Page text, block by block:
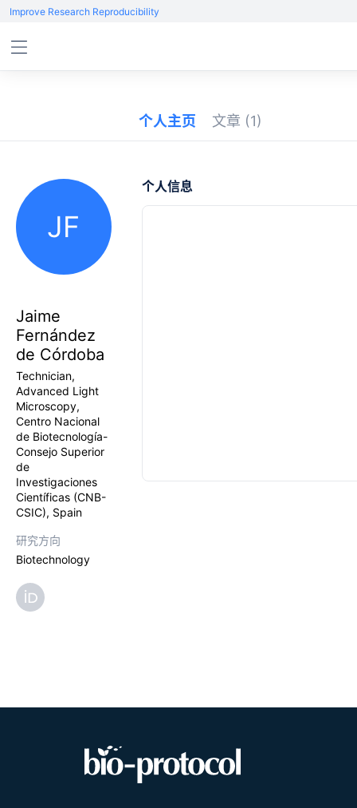
Improve Research Reproducibility
个人主页 文章 (1)
JF
Jaime
Fernández
de Córdoba
Technician,
Advanced Light
Microscopy,
Centro Nacional
de Biotecnología-
Consejo Superior
de
Investigaciones
Científicas (CNB-
CSIC), Spain
研究方向
Biotechnology
个人信息